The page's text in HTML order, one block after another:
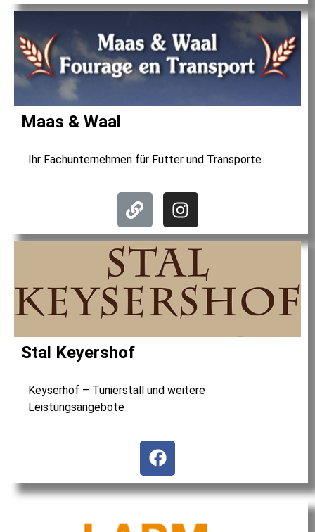
Maas & Waal
Ihr Fachunternehmen für Futter und Transporte
Stal Keyershof
Keyserhof – Tunierstall und weitere
Leistungsangebote